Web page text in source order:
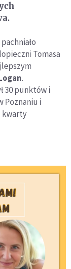
Tomasa
.
30 punktów i
Poznaniu i
kwarty